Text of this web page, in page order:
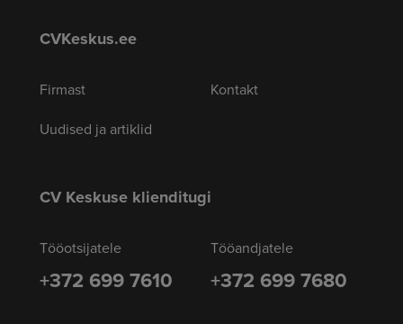
CVKeskus.ee
Firmast
Uudised ja artiklid
Kontakt
CV Keskuse klienditugi
Tööotsijatele
+372 699 7610
Tööandjatele
+372 699 7680